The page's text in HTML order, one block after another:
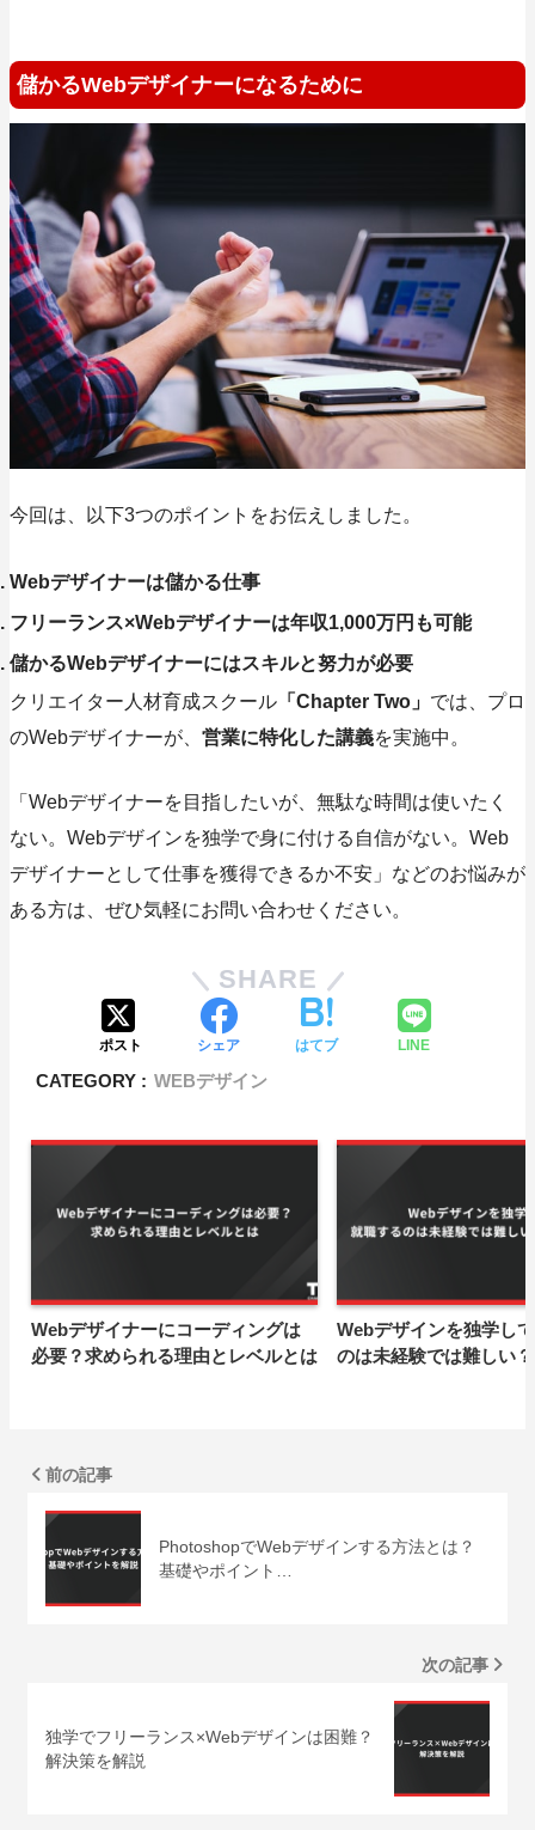
儲かるWebデザイナーになるために
今回は、以下3つのポイント をお伝えしました。
Webデザイナーは儲かる仕事
フリーランス×Webデザイナーは年収1,000万円も可能
儲かるWebデザイナーにはスキルと努力が必要
クリエイター人材育成スクール 「Chapter Two」 では、プロ
のWebデザイナーが、 営業に特化した講義を実施中。
「Webデザイナーを目指したいが、無駄な時間は使いたく
ない。Webデザインを独学で身に付ける自信がない。Web
デザイナーとして仕事を獲得できるか不安」などのお悩みが
ある方は、ぜひ気軽にお問い合わせください。
SHARE
ポスト シェア はてブ LINE
CATEGORY : WEBデザイン
Webデザイナーにコーディングは
必要？求められる理由とレベルとは
Webデザインを独学し
のは未経験では難しい
前の記事
PhotoshopでWebデザインする方法とは？
基礎やポイント…
次の記事
独学でフリーランス×Webデザインは困難？
解決策を解説